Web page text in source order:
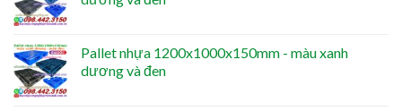
Pallet nhựa 1200x1000x150mm - màu xanh
dương và đen